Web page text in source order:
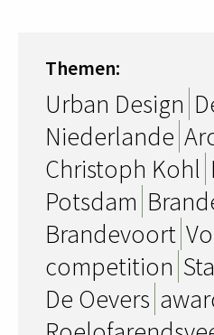
Themen:
Urban Design
Niederlande
Christoph Kohl
Potsdam
Brandevoort
competition
De Oevers